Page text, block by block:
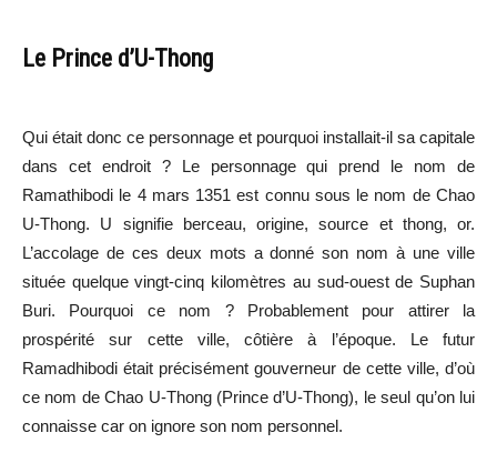
Le Prince d’U-Thong
Qui était donc ce personnage et pourquoi installait-il sa capitale
dans cet endroit ? Le personnage qui prend le nom de
Ramathibodi le 4 mars 1351 est connu sous le nom de Chao
U-Thong. U signifie berceau, origine, source et thong, or.
L’accolage de ces deux mots a donné son nom à une ville
située quelque vingt-cinq kilomètres au sud-ouest de Suphan
Buri. Pourquoi ce nom ? Probablement pour attirer la
prospérité sur cette ville, côtière à l’époque. Le futur
Ramadhibodi était précisément gouverneur de cette ville, d’où
ce nom de Chao U-Thong (Prince d’U-Thong), le seul qu’on lui
connaisse car on ignore son nom personnel.